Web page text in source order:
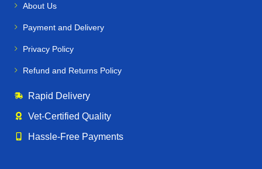
About Us
Payment and Delivery
Privacy Policy
Refund and Returns Policy
Rapid Delivery
Vet‑Certified Quality
Hassle‑Free Payments